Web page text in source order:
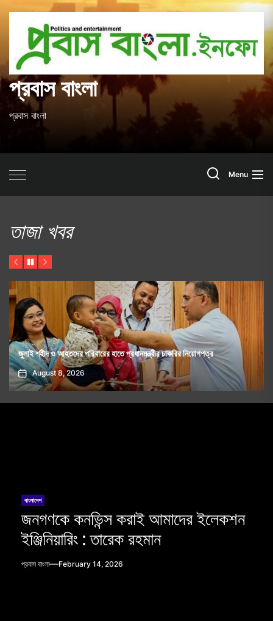
content
প্রবাস বাংলা
প্রবাস বাংলা
SearchMenu
তাজা খবর
Previous
PauseNext
প্রধানমন্ত্রীর চাকরির নিয়োগপত্র রোমে আটকা বিমানের ফ্লাইট, চরম
August 8, 2026
বাংলাদেশ
জনগণকে কনভিন্স করাই আমাদের ইলেকশন
ইঞ্জিনিয়ারিং : তারেক রহমান
প্রবাস বাংলা February 14, 2026